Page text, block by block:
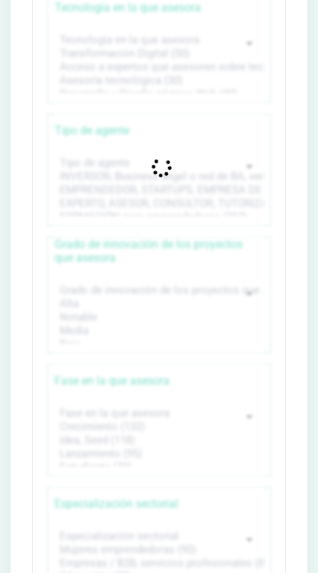
Tecnología en la que asesora
Tipo de agente
Grado de innovación de los proyectos
que asesora
Fase en la que asesora
Especialización sectorial